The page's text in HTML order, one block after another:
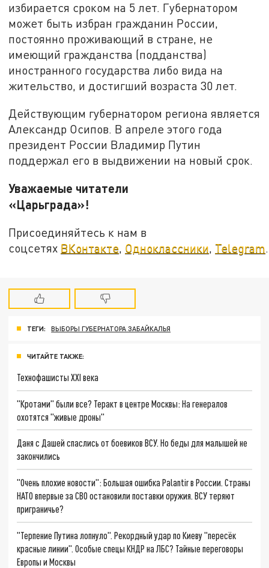
избирается сроком на 5 лет. Губернатором
может быть избран гражданин России,
постоянно проживающий в стране, не
имеющий гражданства (подданства)
иностранного государства либо вида на
жительство, и достигший возраста 30 лет.
Действующим губернатором региона является
Александр Осипов. В апреле этого года
президент России Владимир Путин
поддержал его в выдвижении на новый срок.
Уважаемые читатели
«Царьграда»!
Присоединяйтесь к нам в
соцсетях ВКонтакте Одноклассники Telegram
ТЕГИ: ВЫБОРЫ ГУБЕРНАТОРА ЗАБАЙКАЛЬЯ
ЧИТАЙТЕ ТАКЖЕ:
Технофашисты XXI века
"Кротами" были все? Теракт в центре Москвы: На генералов
охотятся "живые дроны"
Даня с Дашей спаслись от боевиков ВСУ. Но беды для малышей не
закончились
"Очень плохие новости": Большая ошибка Palantir в России. Страны
НАТО впервые за СВО остановили поставки оружия. ВСУ теряют
приграничье?
"Терпение Путина лопнуло". Рекордный удар по Киеву "пересёк
красные линии". Особые спецы КНДР на ЛБС? Тайные переговоры
Европы и Москвы